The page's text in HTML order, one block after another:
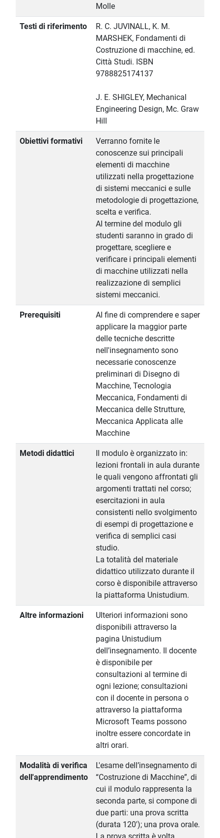
Molle
Testi di riferimento
R. C. JUVINALL, K. M.
MARSHEK, Fondamenti di
Costruzione di macchine, ed.
Città Studi. ISBN
9788825174137
J. E. SHIGLEY, Mechanical
Engineering Design, Mc. Graw
Hill
Obiettivi formativi
Verranno fornite le
conoscenze sui principali
elementi di macchine
utilizzati nella progettazione
di sistemi meccanici e sulle
metodologie di progettazione,
scelta e verifica.
Al termine del modulo gli
studenti saranno in grado di
progettare, scegliere e
verificare i principali elementi
di macchine utilizzati nella
realizzazione di semplici
sistemi meccanici.
Prerequisiti
Al fine di comprendere e saper
applicare la maggior parte
delle tecniche descritte
nell'insegnamento sono
necessarie conoscenze
preliminari di Disegno di
Macchine, Tecnologia
Meccanica, Fondamenti di
Meccanica delle Strutture,
Meccanica Applicata alle
Macchine
Metodi didattici
Il modulo è organizzato in:
lezioni frontali in aula durante
le quali vengono affrontati gli
argomenti trattati nel corso;
esercitazioni in aula
consistenti nello svolgimento
di esempi di progettazione e
verifica di semplici casi
studio.
La totalità del materiale
didattico utilizzato durante il
corso è disponibile attraverso
la piattaforma Unistudium.
Altre informazioni
Ulteriori informazioni sono
disponibili attraverso la
pagina Unistudium
dell’insegnamento. Il docente
è disponibile per
consultazioni al termine di
ogni lezione; consultazioni
con il docente in persona o
attraverso la piattaforma
Microsoft Teams possono
inoltre essere concordate in
altri orari.
Modalità di verifica
dell'apprendimento
L'esame dell’insegnamento di
“Costruzione di Macchine”, di
cui il modulo rappresenta la
seconda parte, si compone di
due parti: una prova scritta
(durata 120'); una prova orale.